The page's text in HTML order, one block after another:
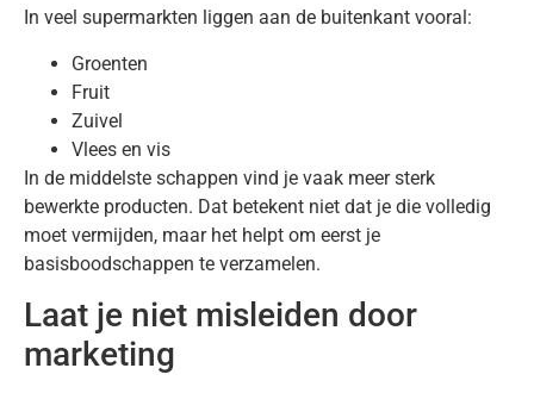
In veel supermarkten liggen aan de buitenkant vooral:
Groenten
Fruit
Zuivel
Vlees en vis
In de middelste schappen vind je vaak meer sterk
bewerkte producten. Dat betekent niet dat je die volledig
moet vermijden, maar het helpt om eerst je
basisboodschappen te verzamelen.
Laat je niet misleiden door
marketing